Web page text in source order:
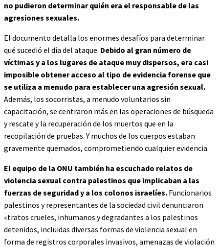
no pudieron determinar quién era el responsable de las
agresiones sexuales.
El documento detalla los enormes desafíos para determinar
qué sucedió el día del ataque. Debido al gran número de
víctimas y a los lugares de ataque muy dispersos, era casi
imposible obtener acceso al tipo de evidencia forense que
se utiliza a menudo para establecer una agresión sexual.
Además, los socorristas, a menudo voluntarios sin
capacitación, se centraron más en las operaciones de búsqueda
y rescate y la recuperación de los muertos que en la
recopilación de pruebas. Y muchos de los cuerpos estaban
gravemente quemados, comprometiendo cualquier evidencia.
El equipo de la ONU también ha escuchado relatos de
violencia sexual contra palestinos que implicaban a las
fuerzas de seguridad y a los colonos israelíes. Funcionarios
palestinos y representantes de la sociedad civil denunciaron
«tratos crueles, inhumanos y degradantes a los palestinos
detenidos, incluidas diversas formas de violencia sexual en
forma de registros corporales invasivos, amenazas de violación